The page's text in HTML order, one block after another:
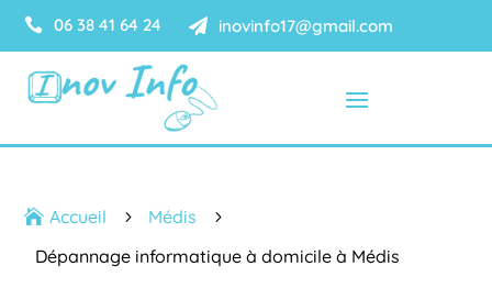
 06 38 41 64 24  inovinfo17@gmail.com
 Accueil 5 Médis 5
Dépannage informatique à domicile à Médis